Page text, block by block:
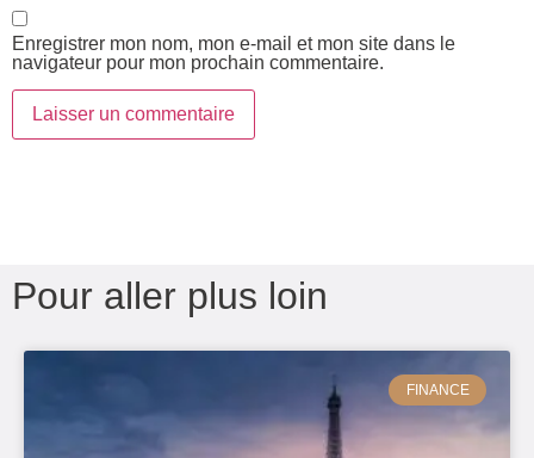
Enregistrer mon nom, mon e-mail et mon site dans le
navigateur pour mon prochain commentaire.
Pour aller plus loin
FINANCE